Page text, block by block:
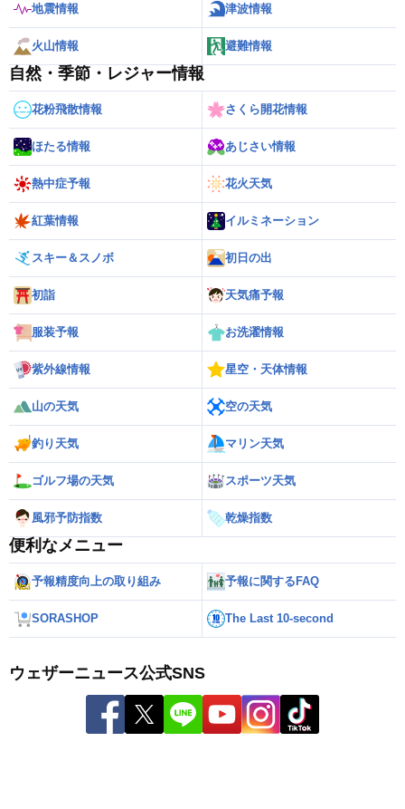
地震情報 津波情報
火山情報 避難情報
自然・季節・レジャー情報
花粉飛散情報 さくら開花情報
ほたる情報 あじさい情報
熱中症予報 花火天気
紅葉情報 イルミネーション
スキー＆スノボ 初日の出
初詣 天気痛予報
服装予報 お洗濯情報
紫外線情報 星空・天体情報
山の天気 空の天気
釣り天気 マリン天気
ゴルフ場の天気 スポーツ天気
風邪予防指数 乾燥指数
便利なメニュー
予報精度向上の取り組み 予報に関するFAQ
SORASHOP The Last 10-second
ウェザーニュース公式SNS